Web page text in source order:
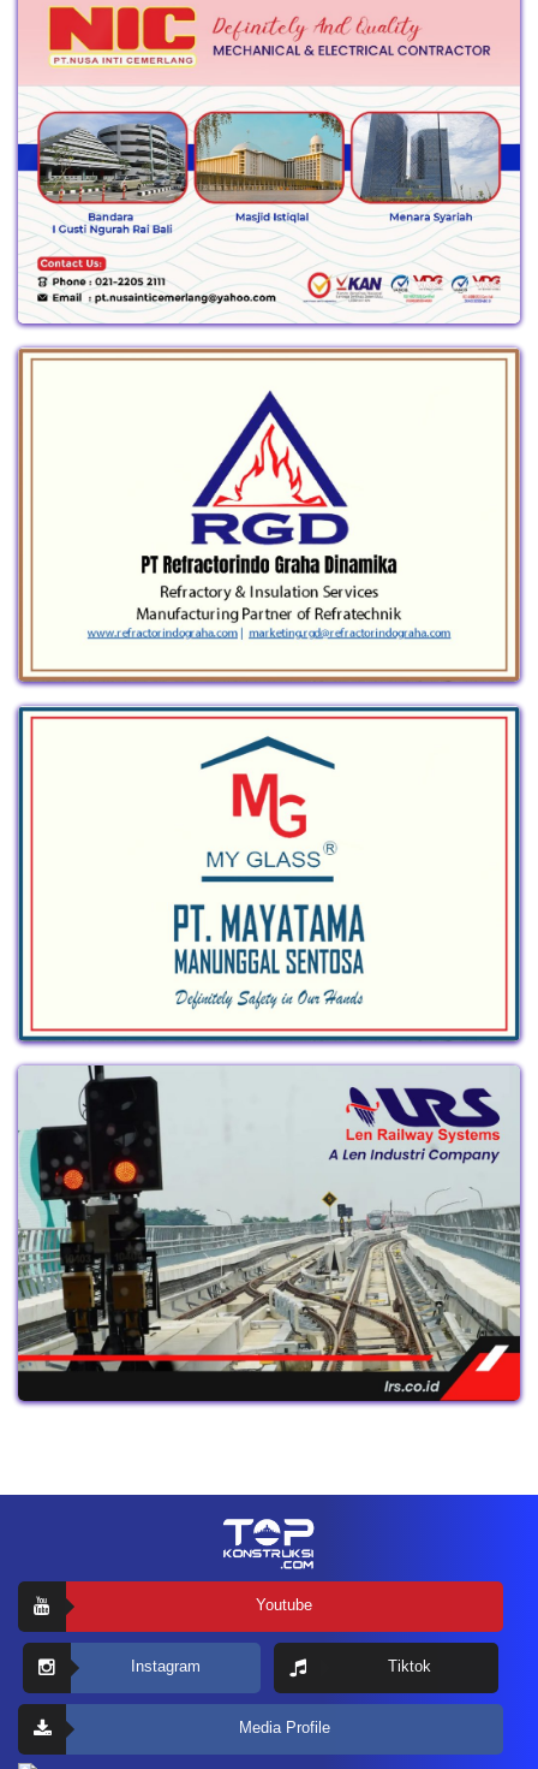
Youtube
Instagram Tiktok
Media Profile